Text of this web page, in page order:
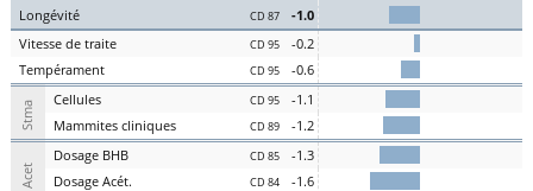
Longévité CD 87
-1.0
Vitesse de traite CD 95
-0.2
Tempérament CD 95 -0.6
Stma Cellules CD 95
-1.1
Mammites cliniques CD 89 -1.2
Acet
Dosage BHB CD 85
-1.3
Dosage Acét. CD 84
-1.6